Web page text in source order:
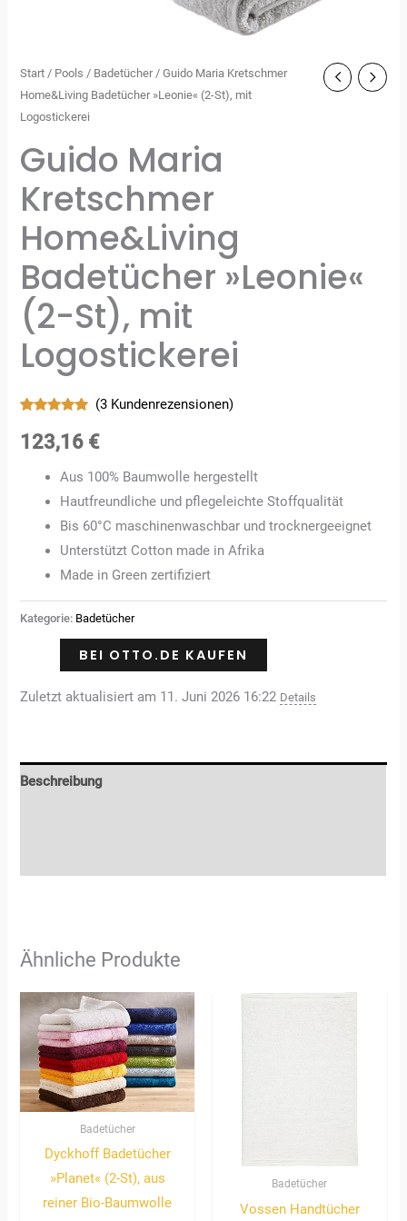
Start / Pools / Badetücher/ Guido Maria Kretschmer
Home&Living Badetücher »Leonie« (2-St), mit
Logostickerei
Guido Maria
Kretschmer
Home&Living
Badetücher »Leonie«
(2-St), mit
Logostickerei
mit5.00
von 5,
(3 Kundenrezensionen)
123,16 €
Aus 100% Baumwolle hergestellt
Hautfreundliche und pflegeleichte Stoffqualität
Bis 60°C maschinenwaschbar und trocknergeeignet
Unterstützt Cotton made in Afrika
Made in Green zertifiziert
Kategorie: Badetücher
BEI OTTO.DE KAUFEN
Zuletzt aktualisiert am 11. Juni 2026 16:22 Details
Beschreibung
Ähnliche Produkte
Badetücher
Dyckhoff Badetücher
»Planet« (2-St), aus
reiner Bio-Baumwolle
Badetücher
Vossen Handtücher